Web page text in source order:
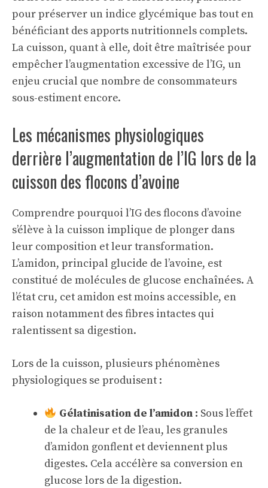
pour préserver un indice glycémique bas tout en
bénéficiant des apports nutritionnels complets.
La cuisson, quant à elle, doit être maîtrisée pour
empêcher l’augmentation excessive de l’IG, un
enjeu crucial que nombre de consommateurs
sous-estiment encore.
Les mécanismes physiologiques
derrière l’augmentation de l’IG lors de la
cuisson des flocons d’avoine
Comprendre pourquoi l’IG des flocons d’avoine
s’élève à la cuisson implique de plonger dans
leur composition et leur transformation.
L’amidon, principal glucide de l’avoine, est
constitué de molécules de glucose enchaînées. A
l’état cru, cet amidon est moins accessible, en
raison notamment des fibres intactes qui
ralentissent sa digestion.
Lors de la cuisson, plusieurs phénomènes
physiologiques se produisent :
Gélatinisation de l’amidon : Sous l’effet
de la chaleur et de l’eau, les granules
d’amidon gonflent et deviennent plus
digestes. Cela accélère sa conversion en
glucose lors de la digestion.